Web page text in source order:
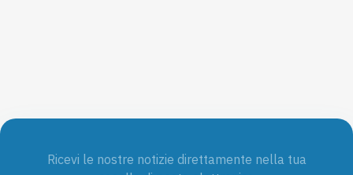
Ricevi le nostre notizie direttamente nella tua